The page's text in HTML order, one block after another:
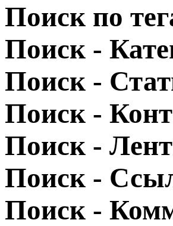
Поиск по
Поиск -
Поиск -
Поиск -
Поиск -
Поиск -
Поиск -